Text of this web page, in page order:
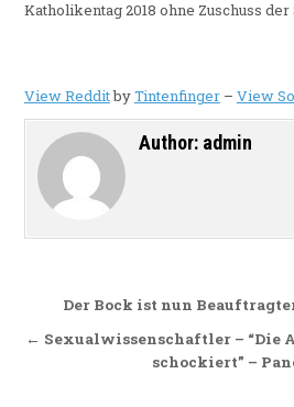
Katholikentag 2018 ohne Zuschuss
View RedditbyTintenfinger– View
Author: admin
Der Bock ist nun
← Sexualwissenschaftler – “Die
schockiert” –